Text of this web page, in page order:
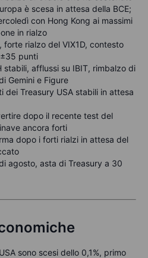
è scesa in attesa della BCE;
con Hong Kong ai massimi
in rialzo
forte rialzo del VIX1D, contesto
±35 punti
stabili, afflussi su IBIT, rimbalzo di
Gemini e Figure
dei Treasury USA stabili in attesa
dopo il recente test del
ancora forti
dopo i forti rialzi in attesa del
agosto, asta di Treasury a 30
sono scesi dello 0,1%, primo